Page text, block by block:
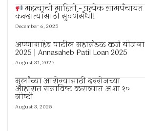
महत्वाची माहिती – प्रत्येक ग्रामपंचायत
करदात्यांसाठी सुवर्णसंधी!
December 6, 2025
अण्णासाहेब पाटील महामंडळ कर्ज योजना
2025 | Annasaheb Patil Loan 2025
August 31, 2025
मुलांच्या आरोग्यासाठी दररोजच्या
आहारात समाविष्ट कराव्यात अशा १०
गोष्टी
August 3, 2025